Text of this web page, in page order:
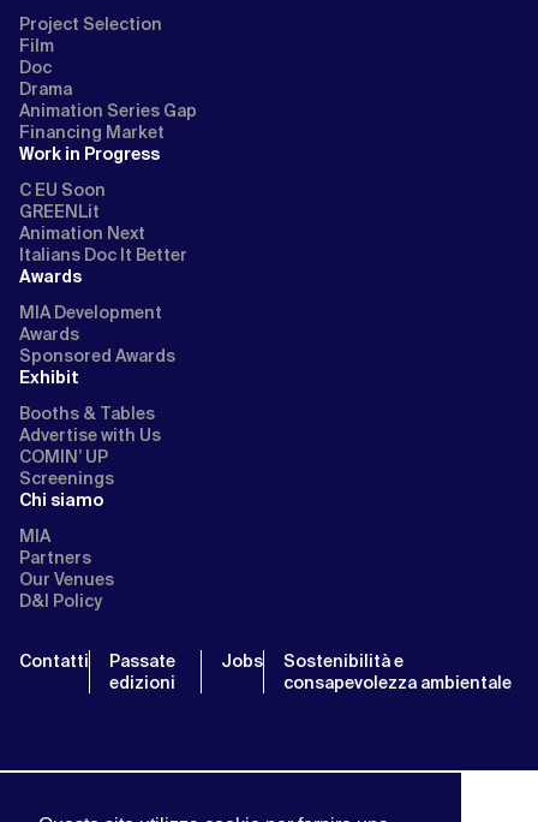
Project Selection
Film
Doc
Drama
Animation Series Gap
Financing Market
Work in Progress
C EU Soon
GREENLit
Animation Next
Italians Doc It Better
Awards
MIA Development
Awards
Sponsored Awards
Exhibit
Booths & Tables
Advertise with Us
COMIN’ UP
Screenings
Chi siamo
MIA
Partners
Our Venues
D&I Policy
Contatti
Passate
edizioni
Jobs
Sostenibilità e
consapevolezza ambientale